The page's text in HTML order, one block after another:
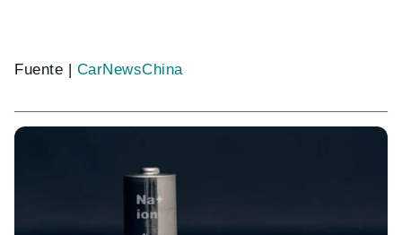
Fuente | CarNewsChina